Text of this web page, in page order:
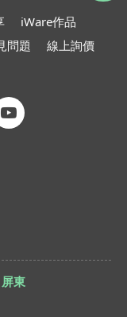
iWare作品
問題
線上詢價
東